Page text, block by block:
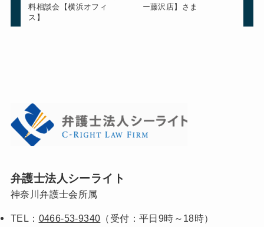
料相談会【横浜オフィ
ス】
ー藤沢店】さま
弁護士法人シーライト
神奈川弁護士会所属
TEL： 0466-53-9340 （受付：平日9時～18時）